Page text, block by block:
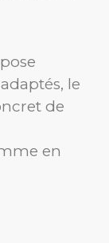
le
de
en